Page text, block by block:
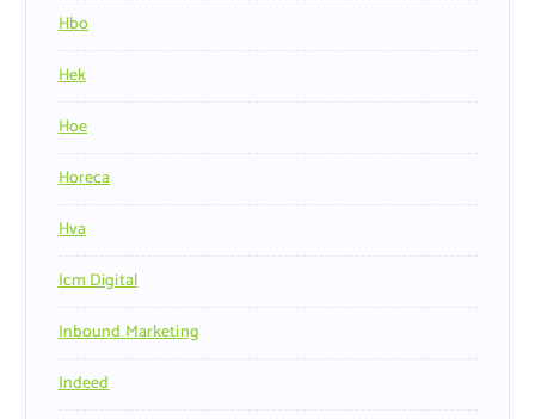
Hbo
Hek
Hoe
Horeca
Hva
Icm Digital
Inbound Marketing
Indeed